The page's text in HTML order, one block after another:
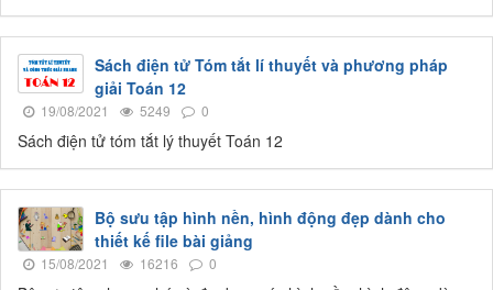
Sách điện tử Tóm tắt lí thuyết và phương pháp
giải Toán 12
19/08/2021 5249 0
Sách điện tử tóm tắt lý thuyết Toán 12
Bộ sưu tập hình nền, hình động đẹp dành cho
thiết kế file bài giảng
15/08/2021 16216 0